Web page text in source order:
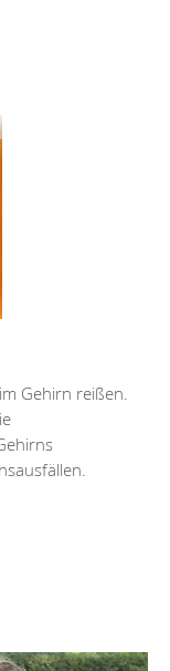
Gehirn reißen.